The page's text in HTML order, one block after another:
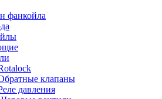
фанкойла
клапаны
давления